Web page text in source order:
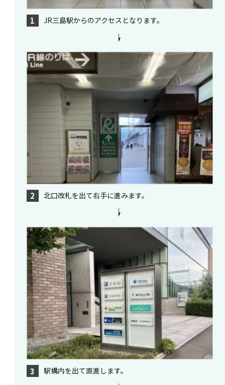
1 JR三島駅からのアクセスとなります。
2 北口改札を出て右手に進みます。
3 駅構内を出て直進します。